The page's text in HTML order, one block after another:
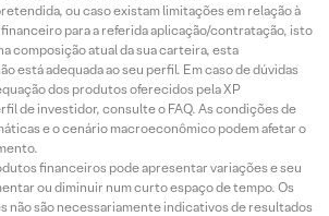
ou caso existam limitações em relação à
para a referida aplicação/contratação, isto
composição atual da sua carteira, esta
está adequada ao seu perfil. Em caso de dúvidas
dos produtos oferecidos pela XP
de investidor, consulte o FAQ. As condições de
e o cenário macroeconômico podem afetar o
financeiros pode apresentar variações e seu
ou diminuir num curto espaço de tempo. Os
não são necessariamente indicativos de resultados